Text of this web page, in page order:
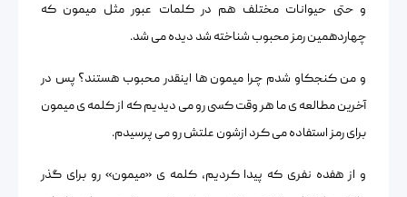
و حتی حیوانات مختلف هم در کلمات عبور مثل میمون که
چهاردهمین رمز محبوب شناخته شد دیده می شد.
و من کنجکاو شدم چرا میمون ها اینقدر محبوب هستند؟ پس در
آخرین مطالعه ی ما هر وقت کسی رو می دیدیم که از کلمه ی میمون
برای رمز استفاده می کرد ازشون علتش رو می پرسیدم.
و از هفده نفری که پیدا کردیم، کلمه ی «میمون» رو برای گذر